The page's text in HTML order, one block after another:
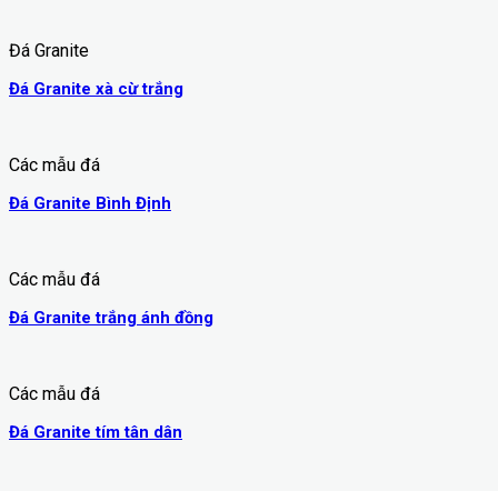
Đá Granite
Đá Granite xà cừ trắng
Các mẫu đá
Đá Granite Bình Định
Các mẫu đá
Đá Granite trắng ánh đồng
Các mẫu đá
Đá Granite tím tân dân